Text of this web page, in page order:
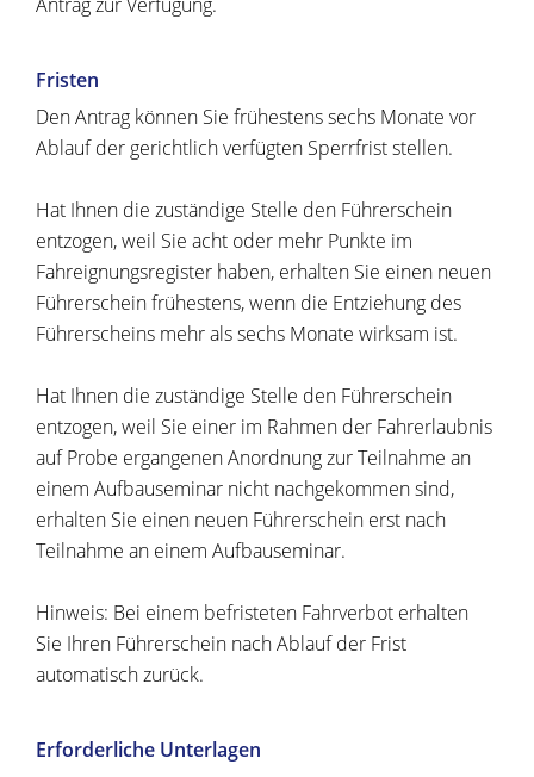
Fristen
Den Antrag können Sie frühestens sechs Monate vor
Ablauf der gerichtlich verfügten Sperrfrist stellen.
Hat Ihnen die zuständige Stelle den Führerschein
entzogen, weil Sie acht oder mehr Punkte im
Fahreignungsregister haben, erhalten Sie einen neuen
Führerschein frühestens, wenn die Entziehung des
Führerscheins mehr als sechs Monate wirksam ist.
Hat Ihnen die zuständige Stelle den Führerschein
entzogen, weil Sie einer im Rahmen der Fahrerlaubnis
auf Probe ergangenen Anordnung zur Teilnahme an
einem Aufbauseminar nicht nachgekommen sind,
erhalten Sie einen neuen Führerschein erst nach
Teilnahme an einem Aufbauseminar.
Hinweis: Bei einem befristeten Fahrverbot erhalten
Sie Ihren Führerschein nach Ablauf der Frist
automatisch zurück.
Erforderliche Unterlagen